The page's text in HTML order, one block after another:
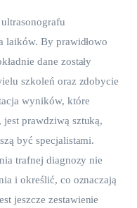
laików. By prawidłowo
dane zostały
szkoleń oraz zdobycie
wyników, które
prawdziwą sztuką,
być specjalistami.
trafnej diagnozy nie
i określić, co oznaczają
jeszcze zestawienie